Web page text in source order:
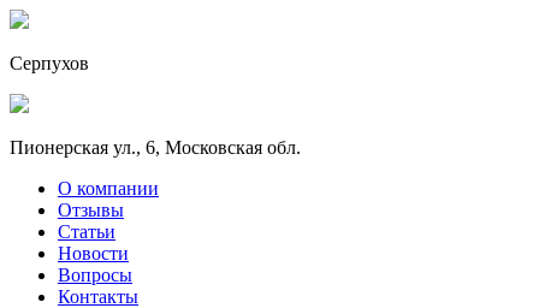
Серпухов
Пионерская ул., 6, Московская обл.
О компании
Отзывы
Статьи
Новости
Вопросы
Контакты